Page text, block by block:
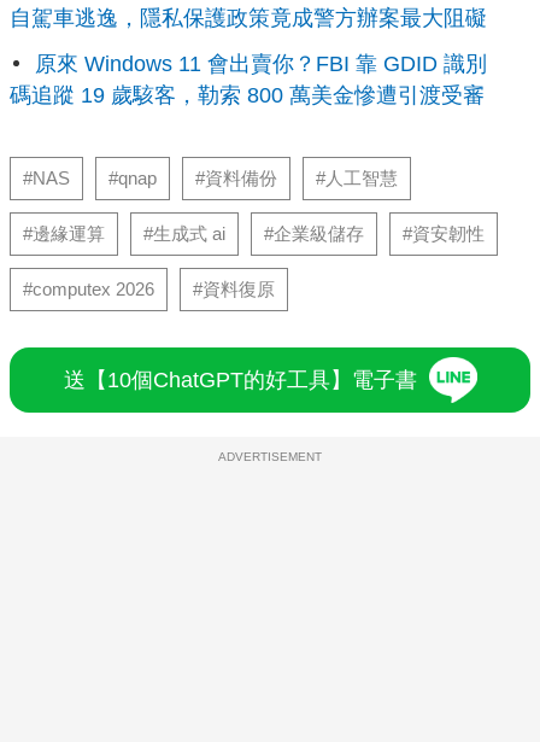
自駕車逃逸，隱私保護政策竟成警方辦案最大阻礙
原來 Windows 11 會出賣你？FBI 靠 GDID 識別
碼追蹤 19 歲駭客，勒索 800 萬美金慘遭引渡受審
#NAS #qnap #資料備份 #人工智慧
#邊緣運算 #生成式 ai #企業級儲存 #資安韌性
#computex 2026 #資料復原
送【10個ChatGPT的好工具】電子書
ADVERTISEMENT